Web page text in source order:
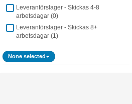
Leverantörslager - Skickas 4-8
arbetsdagar (0)
Leverantörslager - Skickas 8+
arbetsdagar (1)
None selected